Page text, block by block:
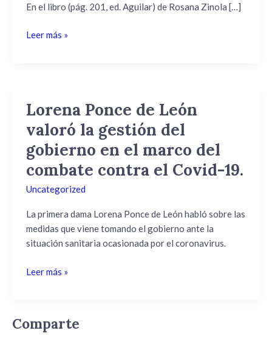
En el libro (pág. 201, ed. Aguilar) de Rosana Zinola […]
su
pareja
Leer más »
Lorena Ponce de León
valoró la gestión del
gobierno en el marco del
combate contra el Covid-19.
Uncategorized
La primera dama Lorena Ponce de León habló sobre las
medidas que viene tomando el gobierno ante la
situación sanitaria ocasionada por el coronavirus.
Lorena
Ponce
de
León
valoró
la
gestión
del
gobierno
en
marco
el
Leer más »
Comparte